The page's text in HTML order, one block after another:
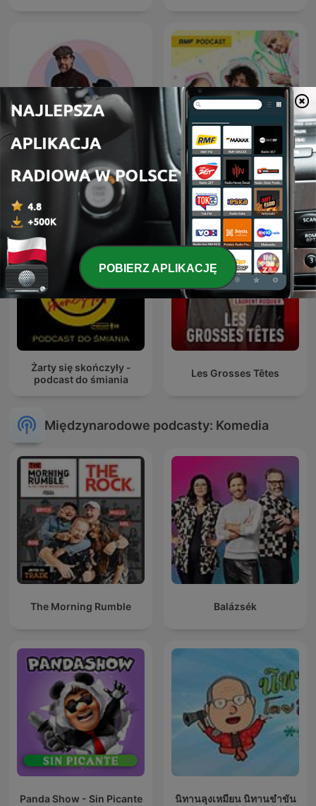
MÓWI SIĘ Wstawaj, szkoda dnia
Żarty się skończyły -
podcast do śmiania
Les Grosses Têtes
Międzynarodowe podcasty: Komedia
The Morning Rumble Balázsék
Panda Show - Sin Picante นิทานลุงเหมียน นิทานขำขัน
POBIERZ APLIKACJĘ